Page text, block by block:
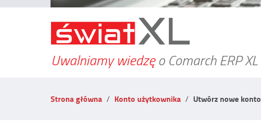
Uwalniamy wiedzęo Comarch ERP XL
Strona główna Konto użytkownika Utwórz nowe konto